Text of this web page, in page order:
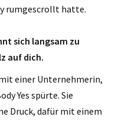
rumgescrollt hatte.
sich langsam zu
auf dich.
einer Unternehmerin,
Yes spürte. Sie
Druck, dafür mit einem